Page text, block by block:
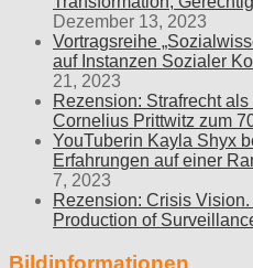
Dezember 13, 2023
Vortragsreihe
auf Instanzen Sozialer
21, 2023
Rezension: Strafrecht
Cornelius Prittwitz zum
YouTuberin Kayla Shyx
Erfahrungen auf einer
7, 2023
Rezension: Crisis
Production of
Bildinformationen